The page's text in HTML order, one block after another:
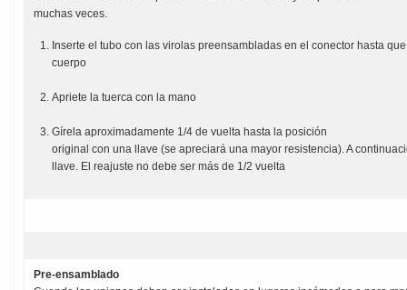
muchas veces.
Inserte el tubo con las virolas preensambladas en el conector hasta
cuerpo
Apriete la tuerca con la mano
Gírela aproximadamente 1/4 de vuelta hasta la posición
original con una llave (se apreciará una mayor resistencia). A
llave. El reajuste no debe ser más de 1/2 vuelta
Pre-ensamblado